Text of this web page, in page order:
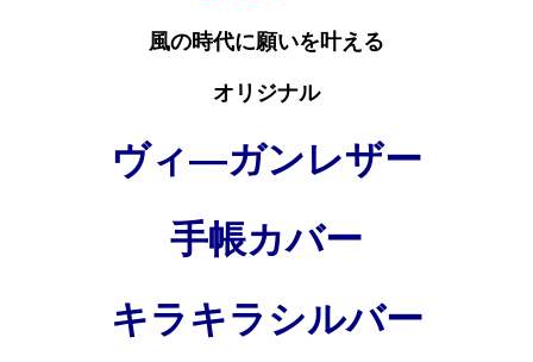
風の時代に願いを叶える
オリジナル
ヴィ―ガンレザー
手帳カバー
キラキラシルバー